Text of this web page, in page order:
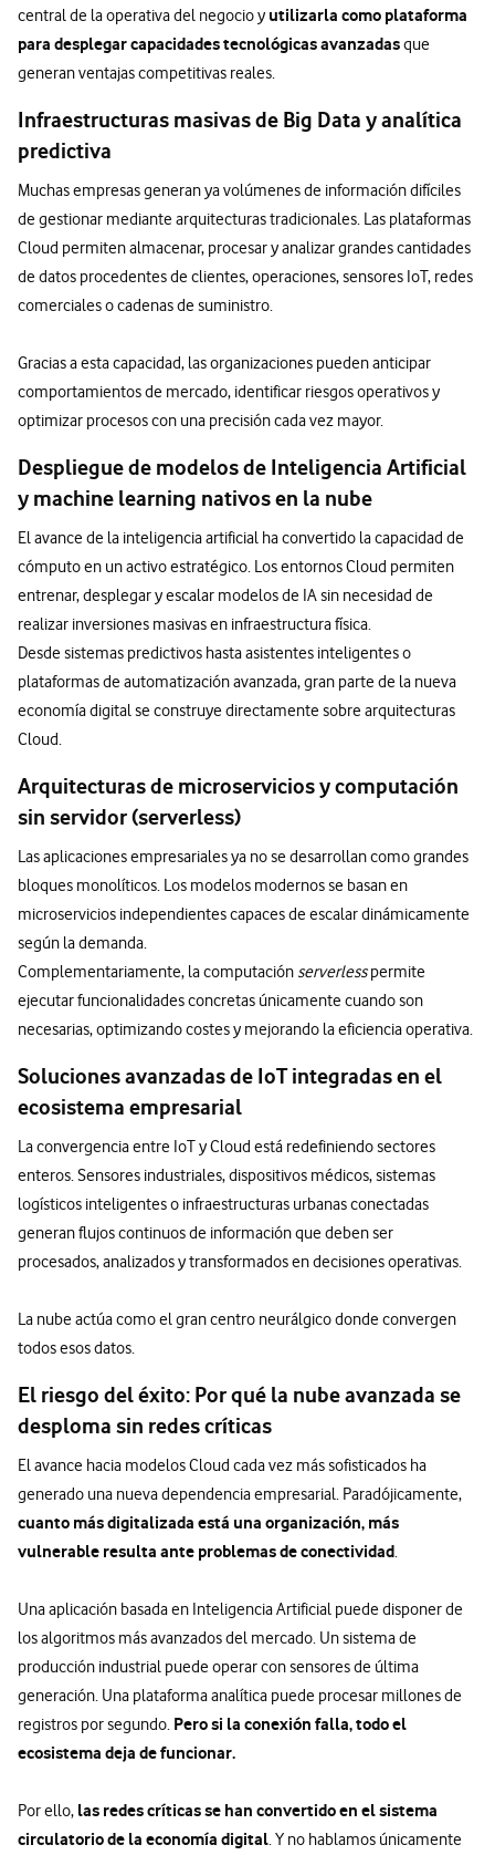
central de la operativa del negocio y utilizarla como plataforma
para desplegar capacidades tecnológicas avanzadasque
generan ventajas competitivas reales.
Infraestructuras masivas de Big Data y analítica
predictiva
Muchas empresas generan ya volúmenes de información difíciles
de gestionar mediante arquitecturas tradicionales. Las plataformas
Cloud permiten almacenar, procesar y analizar grandes cantidades
de datos procedentes de clientes, operaciones, sensores IoT, redes
comerciales o cadenas de suministro.
Gracias a esta capacidad, las organizaciones pueden anticipar
comportamientos de mercado, identificar riesgos operativos y
optimizar procesos con una precisión cada vez mayor.
Despliegue de modelos de Inteligencia Artificial
y machine learning nativos en la nube
El avance de la inteligencia artificial ha convertido la capacidad de
cómputo en un activo estratégico. Los entornos Cloud permiten
entrenar, desplegar y escalar modelos de IA sin necesidad de
realizar inversiones masivas en infraestructura física.
Desde sistemas predictivos hasta asistentes inteligentes o
plataformas de automatización avanzada, gran parte de la nueva
economía digital se construye directamente sobre arquitecturas
Cloud.
Arquitecturas de microservicios y computación
sin servidor (serverless)
Las aplicaciones empresariales ya no se desarrollan como grandes
bloques monolíticos. Los modelos modernos se basan en
microservicios independientes capaces de escalar dinámicamente
según la demanda.
Complementariamente, la computación serverlesspermite
ejecutar funcionalidades concretas únicamente cuando son
necesarias, optimizando costes y mejorando la eficiencia operativa.
Soluciones avanzadas de IoT integradas en el
ecosistema empresarial
La convergencia entre IoT y Cloud está redefiniendo sectores
enteros. Sensores industriales, dispositivos médicos, sistemas
logísticos inteligentes o infraestructuras urbanas conectadas
generan flujos continuos de información que deben ser
procesados, analizados y transformados en decisiones operativas.
La nube actúa como el gran centro neurálgico donde convergen
todos esos datos.
El riesgo del éxito: Por qué la nube avanzada se
desploma sin redes críticas
El avance hacia modelos Cloud cada vez más sofisticados ha
generado una nueva dependencia empresarial. Paradójicamente,
cuanto más digitalizada está una organización, más
vulnerable resulta ante problemas de conectividad.
Una aplicación basada en Inteligencia Artificial puede disponer de
los algoritmos más avanzados del mercado. Un sistema de
producción industrial puede operar con sensores de última
generación. Una plataforma analítica puede procesar millones de
registros por segundo. Pero si la conexión falla, todo el
ecosistema deja de funcionar.
Por ello, las redes críticas se han convertido en el sistema
circulatorio de la economía digital. Y no hablamos únicamente